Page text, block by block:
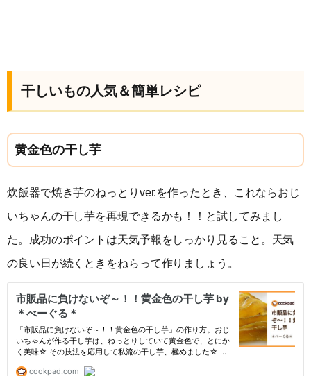
干しいもの人気＆簡単レシピ
黄金色の干し芋
炊飯器で焼き芋のねっとりver.を作ったとき、これならおじ
いちゃんの干し芋を再現できるかも！！と試してみまし
た。成功のポイントは天気予報をしっかり見ること。天気
の良い日が続くときをねらって作りましょう。